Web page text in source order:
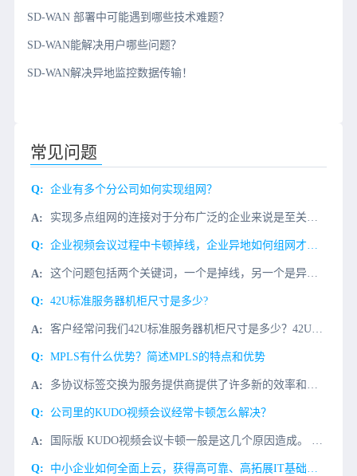
SD-WAN 部署中可能遇到哪些技术难题？
SD-WAN能解决用户哪些问题？
SD-WAN解决异地监控数据传输！
常见问题
企业有多个分公司如何实现组网？
企业视频会议过程中卡顿掉线，企业异地如何组网才能不卡？
这个问题包括两个关键词，一个是掉线，另一个是异地。解决这个问题也需要从这两个问题开始。掉线可能是链路的延迟和抖动，这将极大地影响体验。这种现象在异地的在线工作中更为常见。然后，企业网络需要打破区域限制
42U标准服务器机柜尺寸是多少?
客户经常问我们42U标准服务器机柜尺寸是多少？42U机柜的大小是多少？这些问题一直是需要租用机柜的用户更关心和关注的问题，今天小编会回答你。42U机柜尺寸标准服务器在了解42U在标准服务器机柜尺寸之前
MPLS有什么优势？简述MPLS的特点和优势
公司里的KUDO视频会议经常卡顿怎么解决？